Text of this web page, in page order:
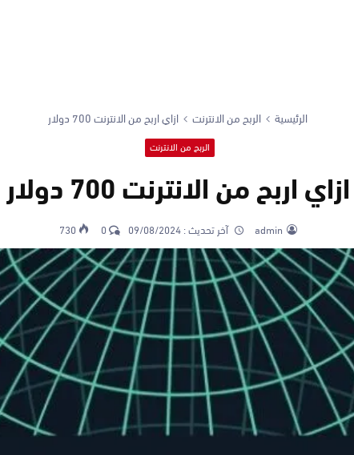
الرئيسية الربح من الانترنت ازاي اربح من الانترنت 700 دولار
الربح من الانترنت
ازاي اربح من الانترنت 700 دولار
admin آخر تحديث :09/08/2024
0
730